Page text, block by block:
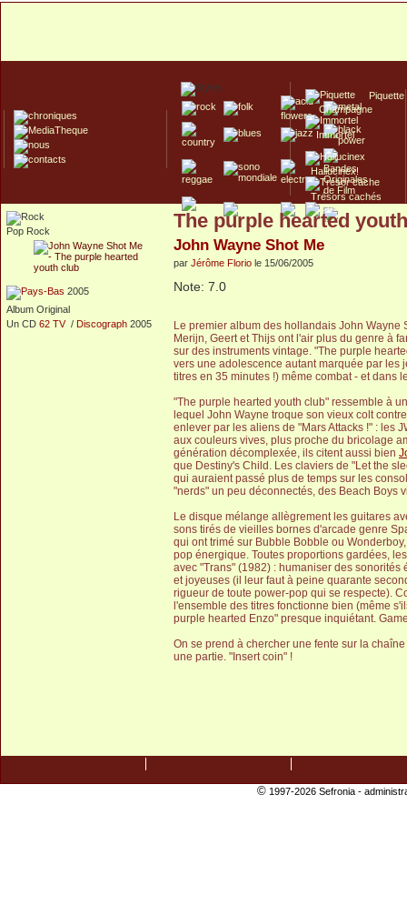
Piquette
Champagne
Immortel
Hallucinex!
Trésors cachés
Culte/Collector
Pop Rock
2005
Album Original
Un CD 62 TV/ Discograph 2005
The purple hearted
John Wayne Shot Me
par Jérôme Florio le 15/06/2005
Note: 7.0
Le premier album des hollandais John Wayne
Merijn, Geert et Thijs ont l'air plus du genre à
sur des instruments vintage. "The purple
vers une adolescence autant marquée par les
titres en 35 minutes !) même combat - et dans
"The purple hearted youth club" ressemble à
lequel John Wayne troque son vieux colt
enlever par les aliens de "Mars Attacks !" : les
aux couleurs vives, plus proche du bricolage
génération décomplexée, ils citent aussi bien
que Destiny's Child. Les claviers de "Let the
qui auraient passé plus de temps sur les
"nerds" un peu déconnectés, des Beach Boys
Le disque mélange allègrement les guitares
sons tirés de vieilles bornes d'arcade genre
qui ont trimé sur Bubble Bobble ou
pop énergique. Toutes proportions gardées,
avec "Trans" (1982) : humaniser des
et joyeuses (il leur faut à peine quarante
rigueur de toute power-pop qui se respecte).
l'ensemble des titres fonctionne bien (même
purple hearted Enzo" presque inquiétant.
On se prend à chercher une fente sur la
une partie. "Insert coin" !
©1997-2026 Sefronia -